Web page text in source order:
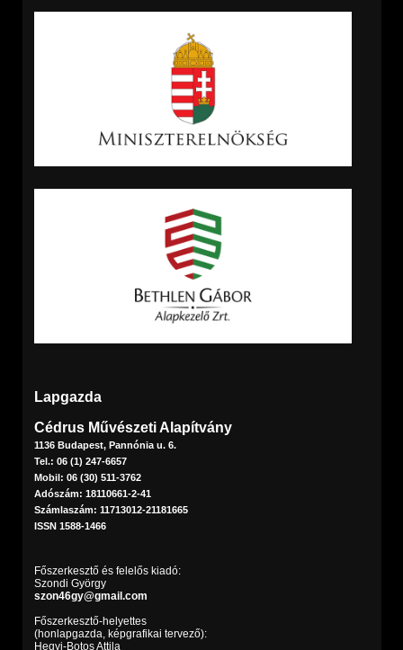
Lapgazda
Cédrus Művészeti Alapítvány
1136 Budapest, Pannónia u. 6.
Tel.: 06 (1) 247-6657
Mobil: 06 (30) 511-3762
Adószám: 18110661-2-41
Számlaszám: 11713012-21181665
ISSN 1588-1466
Főszerkesztő és felelős kiadó:
Szondi György
szon46gy@gmail.com
Főszerkesztő-helyettes
(honlapgazda, képgrafikai tervező):
Hegyi-Botos Attila